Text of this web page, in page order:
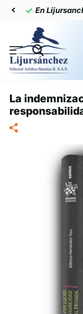
En Lijursanchez
La